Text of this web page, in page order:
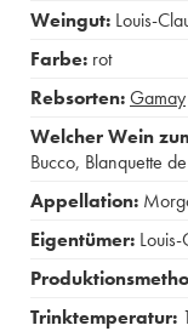
Weingut: Louis-
Farbe: rot
Rebsorten:Gamay
Welcher Wein
Bucco, Blanquette
Appellation:
Eigentümer:
Trinktemperatur: